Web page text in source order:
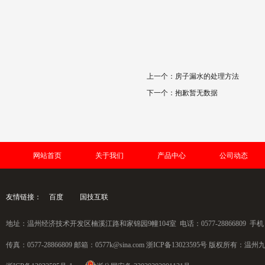
上一个： 房子漏水的处理方法
下一个： 抱歉暂无数据
网站首页 关于我们 产品中心 公司动态
友情链接： 百度 国技互联
地址：温州经济技术开发区楠溪江路和家锦园9幢104室 电话：0577-28866809 手
传真：0577-28866809 邮箱：0577k@sina.com 浙ICP备13023595号 版权所有：温州